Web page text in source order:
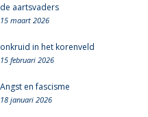
de aartsvaders
15 maart 2026
onkruid in het korenveld
15 februari 2026
Angst en fascisme
18 januari 2026